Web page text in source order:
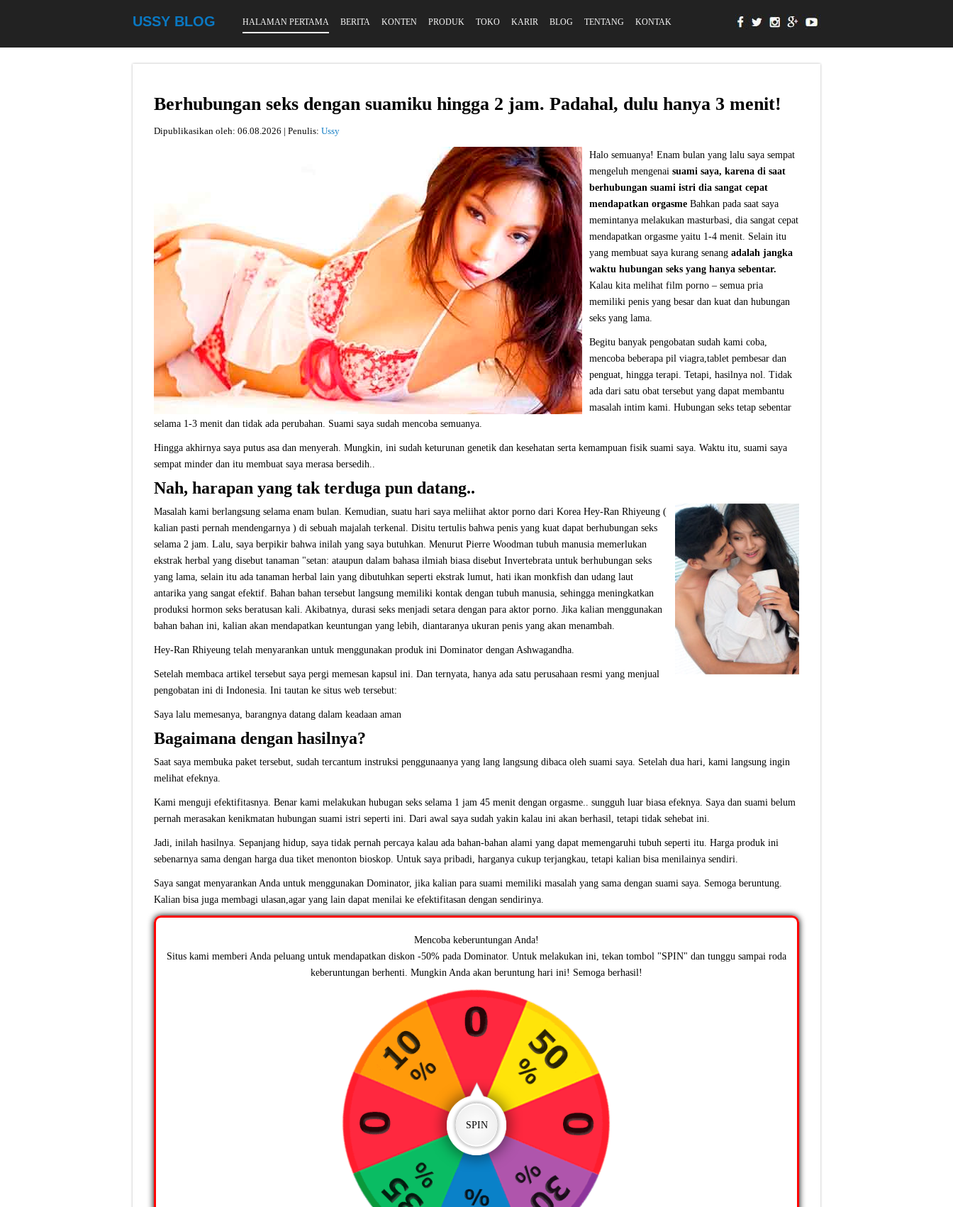
USSY BLOG HALAMAN PERTAMA BERITA KONTEN PRODUK TOKO KARIR BLOG TENTANG KONTAK
Berhubungan seks dengan suamiku hingga 2 jam. Padahal, dulu hanya 3 menit!
Dipublikasikan oleh:06.08.2026 | Penulis:Ussy
Halo semuanya! Enam bulan yang lalu saya sempat
mengeluh mengenaisuami saya, karena di saat
berhubungan suami istri dia sangat cepat
mendapatkan orgasmeBahkan pada saat saya
memintanya melakukan masturbasi, dia sangat cepat
mendapatkan orgasme yaitu 1-4 menit. Selain itu
yang membuat saya kurang senangadalah jangka
waktu hubungan seks yang hanya sebentar.
Kalau kita melihat film porno – semua pria
memiliki penis yang besar dan kuat danhubungan
seks yang lama.
Begitu banyak pengobatan sudah kami coba,
mencoba beberapa pil viagra,tablet pembesar dan
penguat, hingga terapi. Tetapi, hasilnya nol. Tidak
ada dari satu obat tersebut yang dapat membantu
masalah intim kami. Hubungan seks tetap sebentar
selama 1-3 menit dan tidak ada perubahan. Suami saya sudah mencoba semuanya.
Hingga akhirnya saya putus asa dan menyerah. Mungkin, ini sudah keturunan genetik dan kesehatan serta kemampuan fisik suami saya. Waktu itu, suami saya
sempat minder dan itu membuat saya merasa bersedih..
Nah, harapan yang tak terduga pun datang..
Masalah kami berlangsung selama enam bulan. Kemudian, suatu hari saya meliihat aktor porno dari Korea Hey-Ran Rhiyeung (
kalian pasti pernah mendengarnya ) di sebuah majalah terkenal. Disitu tertulis bahwa penis yang kuat dapat berhubungan seks
selama 2 jam. Lalu, saya berpikir bahwa inilah yang saya butuhkan. Menurut Pierre Woodman tubuh manusia memerlukan
ekstrak herbal yang disebut tanaman "setan: ataupun dalam bahasa ilmiah biasa disebut Invertebrata untuk berhubungan seks
yang lama, selain itu ada tanaman herbal lain yang dibutuhkan seperti ekstrak lumut, hati ikan monkfish dan udang laut
antarika yang sangat efektif. Bahan bahan tersebut langsung memiliki kontak dengan tubuh manusia, sehingga meningkatkan
produksi hormon seks beratusan kali. Akibatnya, durasi seks menjadi setara dengan para aktor porno. Jika kalian menggunakan
bahan bahan ini, kalian akan mendapatkan keuntungan yang lebih, diantaranya ukuran penis yang akan menambah.
Hey-Ran Rhiyeung telah menyarankan untuk menggunakan produk iniDominatordengan Ashwagandha.
Setelah membaca artikel tersebut saya pergi memesan kapsul ini. Dan ternyata, hanya ada satu perusahaan resmi yang menjual
pengobatan ini di Indonesia.Ini tautan ke situs web tersebut:
Saya lalu memesanya, barangnya datang dalam keadaan aman
Bagaimana dengan hasilnya?
Saat saya membuka paket tersebut, sudah tercantum instruksi penggunaanya yang lang langsung dibaca oleh suami saya. Setelah dua hari, kami langsung ingin
melihat efeknya.
Kami menguji efektifitasnya. Benar kami melakukan hubugan seks selama 1 jam 45 menit dengan orgasme.. sungguh luar biasa efeknya. Saya dan suami belum
pernah merasakan kenikmatan hubungan suami istri seperti ini. Dari awal saya sudah yakin kalau ini akan berhasil, tetapi tidak sehebat ini.
Jadi, inilah hasilnya. Sepanjang hidup, saya tidak pernah percaya kalau ada bahan-bahan alami yang dapat memengaruhi tubuh seperti itu. Harga produk ini
sebenarnya sama dengan harga dua tiket menonton bioskop. Untuk saya pribadi, harganya cukup terjangkau, tetapi kalian bisa menilainya sendiri.
Saya sangat menyarankan Anda untuk menggunakan Dominator, jika kalian para suami memiliki masalah yang sama dengan suami saya. Semoga beruntung.
Kalian bisa juga membagi ulasan,agar yang lain dapat menilai ke efektifitasan dengan sendirinya.
Mencoba keberuntungan Anda!
Situs kami memberi Anda peluang untuk mendapatkan diskon -50% pada Dominator. Untuk melakukan ini, tekan tombol "SPIN" dan tunggu sampai roda
keberuntungan berhenti. Mungkin Anda akan beruntung hari ini! Semoga berhasil!
SPIN